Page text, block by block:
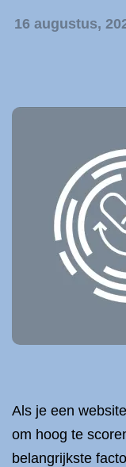
16 augustus,
Als je een
om hoog te
belangrijkste